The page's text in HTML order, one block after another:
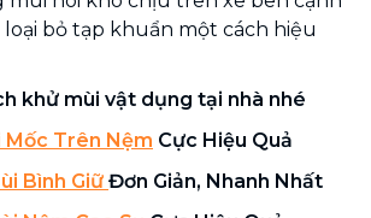
bỏ tạp khuẩn một cách hiệu
khử mùi vật dụng tại nhà nhé
Mốc Trên Nệm Cực Hiệu Quả
Bình Giữ Đơn Giản, Nhanh Nhất